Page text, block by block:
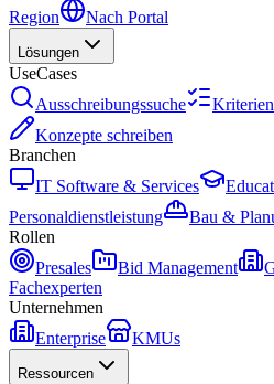
Region
Nach Portal
Lösungen
UseCases
Ausschreibungssuche
Konzepte schreiben
Branchen
IT Software & Services
Personaldienstleistung
Bau &
Rollen
Presales
Bid Management
Fachexperten
Unternehmen
Enterprise
KMUs
Ressourcen